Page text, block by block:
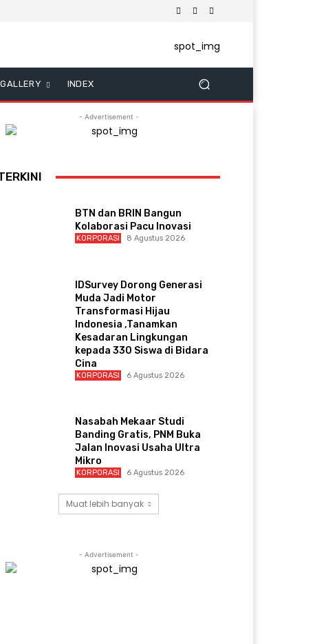
GALLERY INDEX
- Advertisement -
BTN dan BRIN Bangun
Kolaborasi Pacu Inovasi
KORPORASI 8 Agustus 2026
IDSurvey Dorong Generasi
Muda Jadi Motor
Transformasi Hijau
Indonesia ,Tanamkan
Kesadaran Lingkungan
kepada 330 Siswa di Bidara
Cina
KORPORASI 6 Agustus 2026
Nasabah Mekaar Studi
Banding Gratis, PNM Buka
Jalan Inovasi Usaha Ultra
Mikro
KORPORASI 6 Agustus 2026
Muat lebih banyak
- Advertisement -